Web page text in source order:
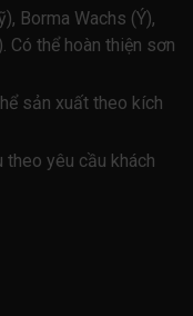
Borma Wachs (Ý),
Có thể hoàn thiện sơn
sản xuất theo kích
theo yêu cầu khách